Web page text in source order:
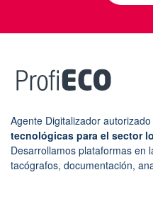
Agente Digitalizador
tecnológicas para el sector
Desarrollamos plataformas en
tacógrafos, documentación,